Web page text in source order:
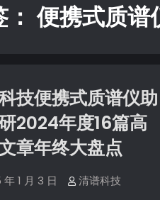
：便携式质谱
技便携式质谱仪助
2024年度16篇高
章年终大盘点
1 月 3 日 清谱科技